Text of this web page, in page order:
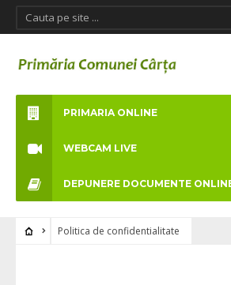
PRIMARIA ONLINE
WEBCAM LIVE
DEPUNERE DOCUMENTE
Politica de confidentialitate